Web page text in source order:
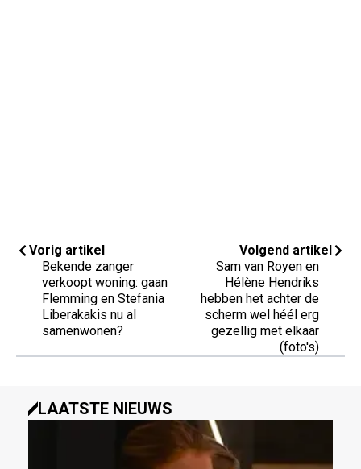
Vorig artikel
Bekende zanger
verkoopt woning: gaan
Flemming en Stefania
Liberakakis nu al
samenwonen?
Volgend artikel
Sam van Royen en
Hélène Hendriks
hebben het achter de
scherm wel héél erg
gezellig met elkaar
(foto's)
LAATSTE NIEUWS